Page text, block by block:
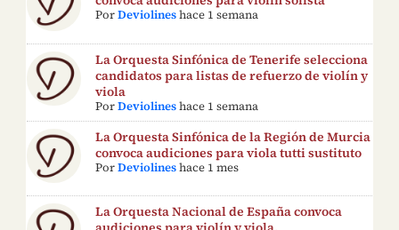
PorDeviolines hace 1 semana
La Orquesta Sinfónica de Tenerife selecciona
candidatos para listas de refuerzo de violín y
viola
PorDeviolines hace 1 semana
La Orquesta Sinfónica de la Región de Murcia
convoca audiciones para viola tutti sustituto
PorDeviolines hace 1 mes
La Orquesta Nacional de España convoca